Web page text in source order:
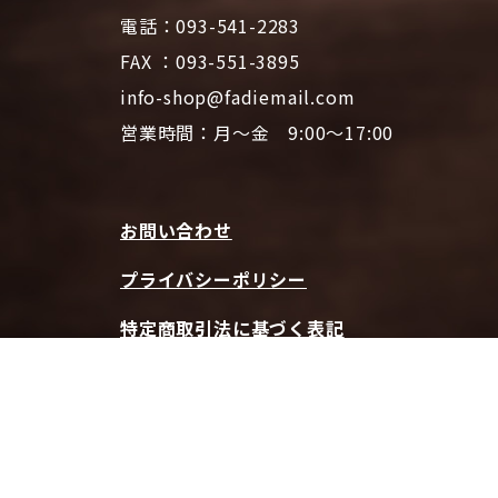
電話：093-541-2283
FAX ：093-551-3895
info-shop@fadiemail.com
営業時間：月～金 9:00～17:00
お問い合わせ
プライバシーポリシー
特定商取引法に基づく表記